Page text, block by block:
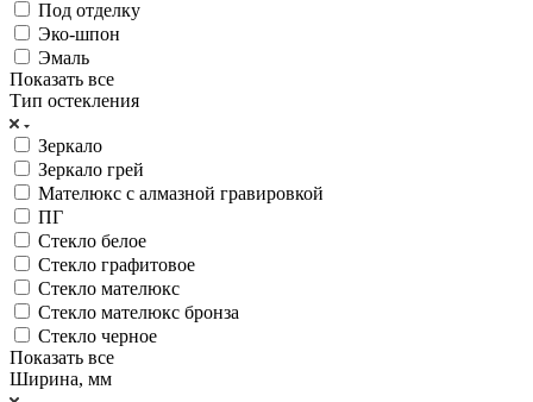
Под отделку
Эко-шпон
Эмаль
Показать все
Тип остекления
Зеркало
Зеркало грей
Мателюкс с алмазной гравировкой
ПГ
Стекло белое
Стекло графитовое
Стекло мателюкс
Стекло мателюкс бронза
Стекло черное
Показать все
Ширина, мм